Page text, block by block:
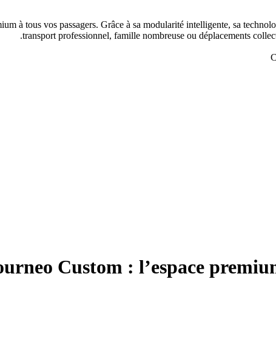
à tous vos passagers. Grâce à sa modularité intelligente, sa
transport professionnel, famille nombreuse ou déplacements
Custom : l’espace